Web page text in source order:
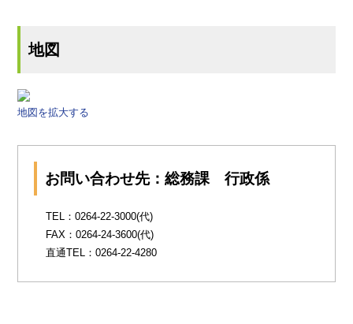
地図
地図を拡大する
お問い合わせ先：総務課 行政係
TEL：0264-22-3000(代)
FAX：0264-24-3600(代)
直通TEL：0264-22-4280